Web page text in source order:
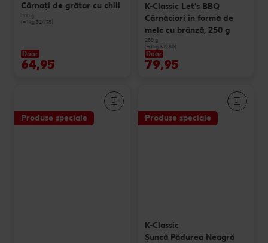
Cârnați de grătar cu chili
200 g
(=1 kg 324.75)
Doar
64,95
K-Classic Let's BBQ
Cârnăciori în formă de
melc cu brânză, 250 g
250 g
(=1 kg 319.80)
Doar
79,95
Produse speciale Produse speciale
K-Classic
Şuncă Pădurea Neagră